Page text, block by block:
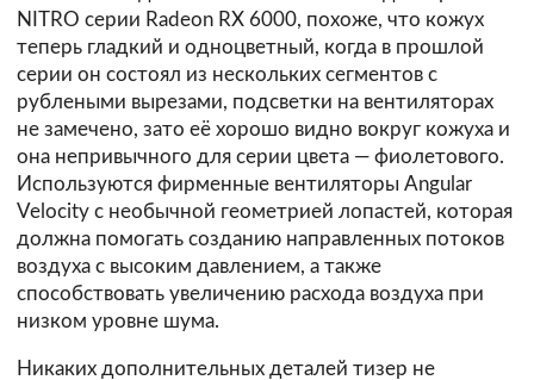
NITRO серии Radeon RX 6000, похоже, что кожух
теперь гладкий и одноцветный, когда в прошлой
серии он состоял из нескольких сегментов с
рублеными вырезами, подсветки на вентиляторах
не замечено, зато её хорошо видно вокруг кожуха и
она непривычного для серии цвета — фиолетового.
Используются фирменные вентиляторы Angular
Velocity с необычной геометрией лопастей, которая
должна помогать созданию направленных потоков
воздуха с высоким давлением, а также
способствовать увеличению расхода воздуха при
низком уровне шума.
Никаких дополнительных деталей тизер не